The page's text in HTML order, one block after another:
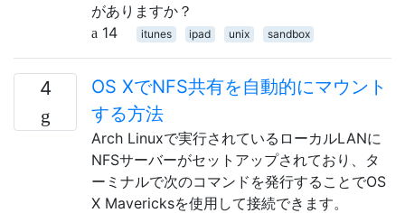
がありますか？
14
itunes ipad unix sandbox
4
OS XでNFS共有を自動的にマウント
する方法
Arch Linuxで実行されているローカルLANに
NFSサーバーがセットアップされており、タ
ーミナルで次のコマンドを発行することでOS
X Mavericksを使用して接続できます。